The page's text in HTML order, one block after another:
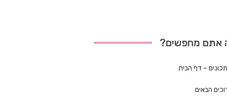
אתם מחפשים?
– דף הבית
הבאים